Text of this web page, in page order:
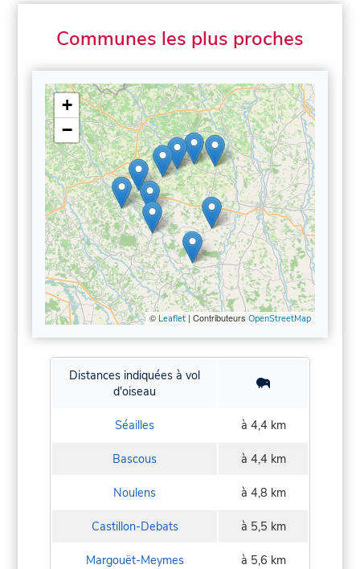
Communes les plus proches
+
−
© Leaflet| Contributeurs OpenStreetMap
Distances indiquées à vol
d'oiseau
Séailles à 4,4 km
Bascous à 4,4 km
Noulens à 4,8 km
Castillon-Debats à 5,5 km
Margouët-Meymes à 5,6 km